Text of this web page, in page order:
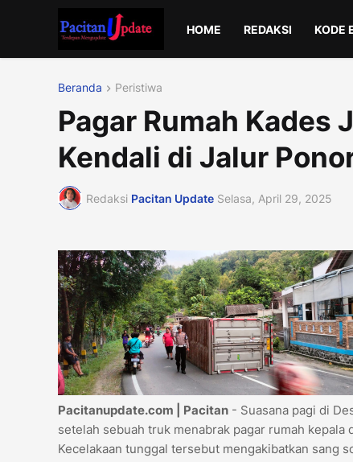
HOME REDAKSI KODE
Beranda Peristiwa
Pagar Rumah Kades
Kendali di Jalur
Redaksi Pacitan Update Selasa, April 29, 2025
Pacitanupdate.com | Pacitan - Suasana pagi di
setelah sebuah truk menabrak pagar rumah
Kecelakaan tunggal tersebut mengakibatkan sang